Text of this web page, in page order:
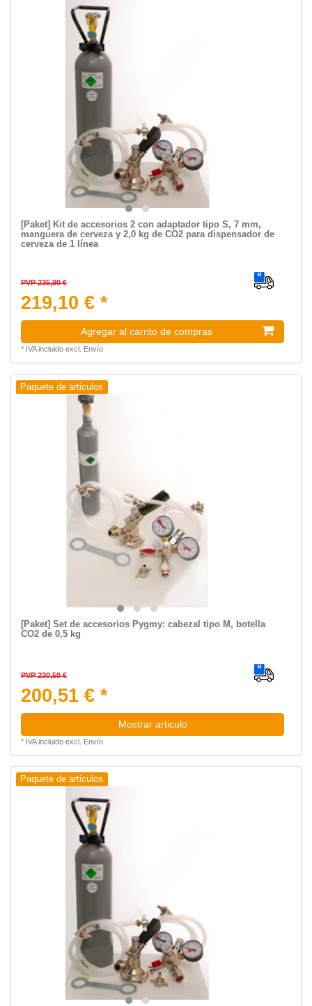
[Paket] Kit de accesorios 2 con adaptador tipo S, 7 mm,
manguera de cerveza y 2,0 kg de CO2 para dispensador de
cerveza de 1 línea
PVP 235,90 €
219,10 € *
Agregar al carrito de compras
* IVA incluidoexcl. Envío
Paquete de articulos
[Paket] Set de accesorios Pygmy: cabezal tipo M, botella
CO2 de 0,5 kg
PVP 230,50 €
200,51 € *
Mostrar articulo
* IVA incluidoexcl. Envío
Paquete de articulos